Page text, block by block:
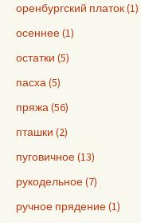
оренбургский платок (1)
осеннее (1)
остатки (5)
пасха (5)
пряжа (56)
пташки (2)
пуговичное (13)
рукодельное (7)
ручное прядение (1)